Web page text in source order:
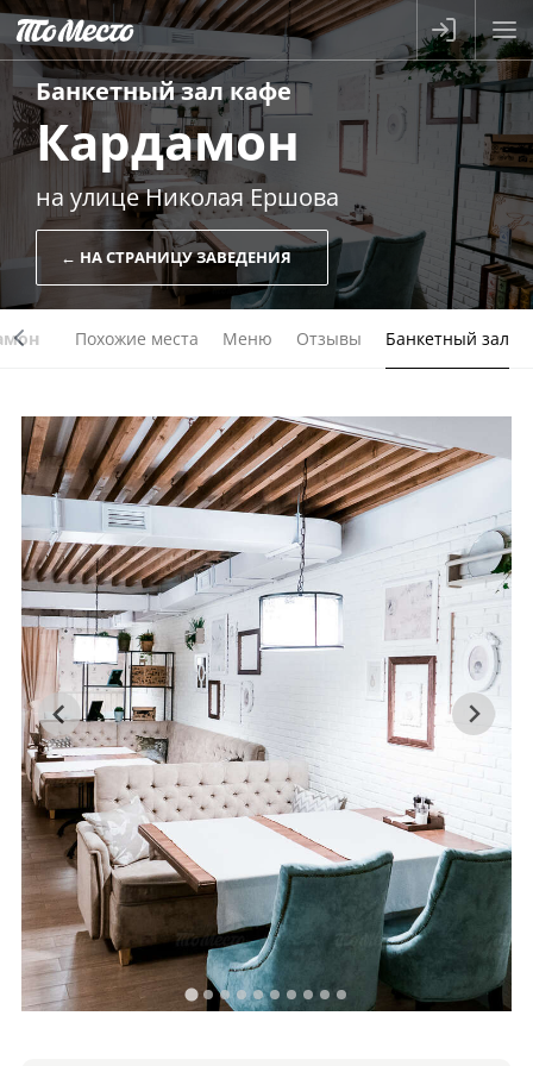
Банкетный залкафе
Кардамон
на улице Николая Ершова
← НА СТРАНИЦУ ЗАВЕДЕНИЯ
Похожие места Меню Отзывы Банкетный зал